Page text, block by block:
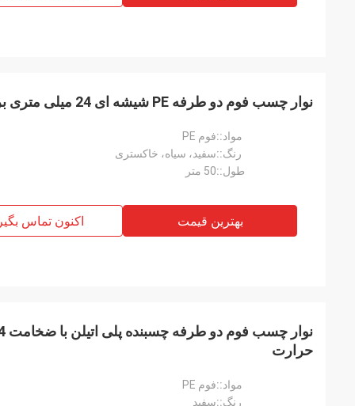
نوار چسب فوم دو طرفه PE شیشه ای 24 میلی متری برای پنجره و در
مواد::فوم PE
رنگ::سفید، سیاه، خاکستری
طول::50 متر
بهترین قیمت اکنون تماس
حرارت
مواد::فوم PE
رنگ::سفید